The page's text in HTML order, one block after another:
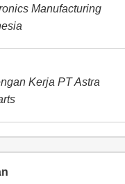
Manufacturing
Kerja PT Astra